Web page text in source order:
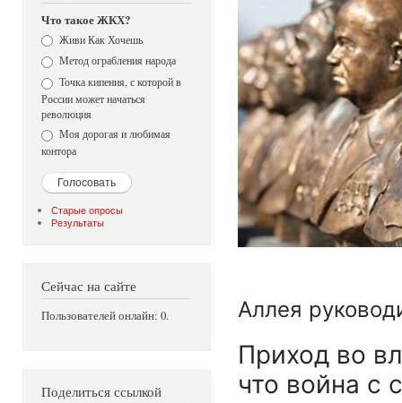
Что такое ЖКХ?
Варианты
Живи Как Хочешь
Метод ограбления народа
Точка кипения, с которой в
России может начаться
революция
Моя дорогая и любимая
контора
Старые опросы
Результаты
Сейчас на сайте
Пользователей онлайн: 0.
Поделиться ссылкой
Аллея
Приход во
что война с